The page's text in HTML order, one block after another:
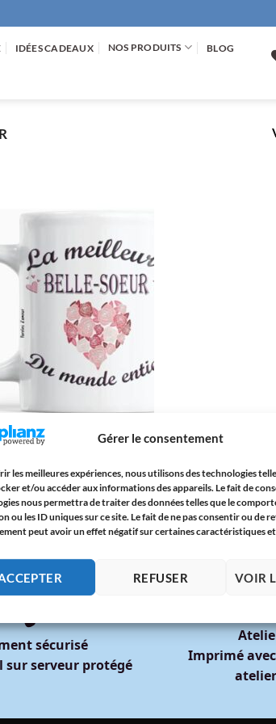
Gérer le consentement
les meilleures expériences, nous utilisons des technologies
et/ou accéder aux informations des appareils. Le fait de
nous permettra de traiter des données telles que le
ou les ID uniques sur ce site. Le fait de ne pas consentir ou de
peut avoir un effet négatif sur certaines caractéristiques
REFUSER VOIR
IDÉES CADEAUX NOS PRODUITS BLOG
LISTE
D’ENVIES
DU MONDE ENTIER
Meilleure Belle-Sœur du Monde
Noël, Remerciement,
Message – Paroles d’Amour
🔒
sécurisé
sur serveur protégé
Imprimé